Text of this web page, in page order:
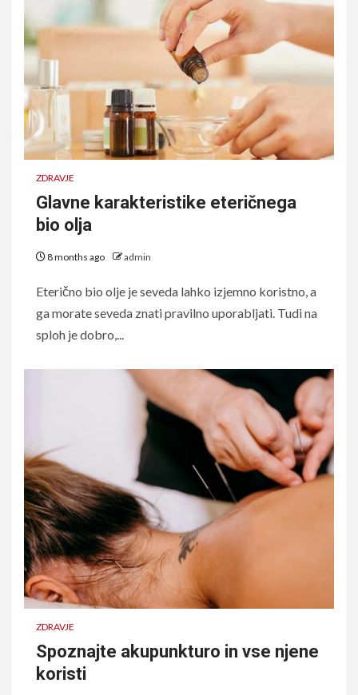
ZDRAVJE
Glavne karakteristike eteričnega
bio olja
8 months ago admin
Eterično bio olje je seveda lahko izjemno koristno, a
ga morate seveda znati pravilno uporabljati. Tudi na
sploh je dobro,...
ZDRAVJE
Spoznajte akupunkturo in vse njene
koristi